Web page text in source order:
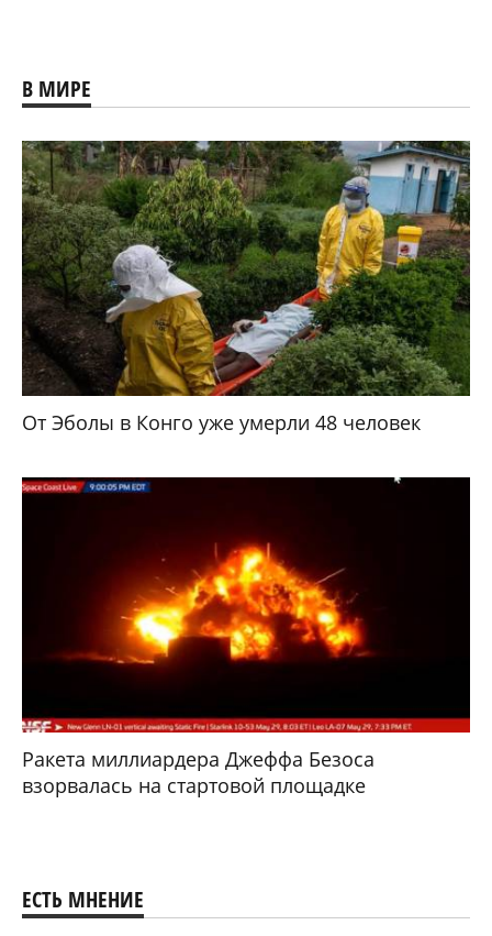
В МИРЕ
От Эболы в Конго уже умерли 48 человек
Ракета миллиардера Джеффа Безоса
взорвалась на стартовой площадке
ЕСТЬ МНЕНИЕ